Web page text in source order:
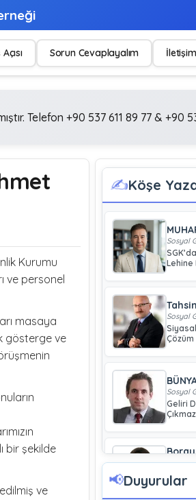
Sorun Cevaplayalım İletişim
Telefon +90 537 611 89 77 & +90
Kurumu
ve personel
masaya
gösterge ve
bir şekilde
ve
✍️Köşe
Sosyal
Lehine
Sosyal
Sosyal
Geliri
Çıkmaz
Boray
Sosyal
Soma
📢Duyurular